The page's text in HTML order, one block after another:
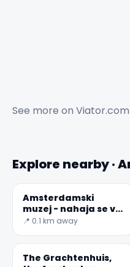
See more on Viator.com
Explore nearby ·
Amsterdamski
muzej - nahaja se v
labirintu stavb
📍 0.1 km away
The Grachtenhuis,